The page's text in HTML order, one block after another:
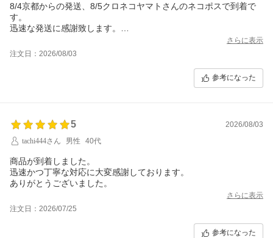
8/4京都からの発送、8/5クロネコヤマトさんのネコポスで到着で
す。
迅速な発送に感謝致します。
さらに表示
注文日：2026/08/03
参考になった
5
2026/08/03
tachi444さん
男性 40代
商品が到着しました。
迅速かつ丁寧な対応に大変感謝しております。
ありがとうございました。
さらに表示
注文日：2026/07/25
参考になった